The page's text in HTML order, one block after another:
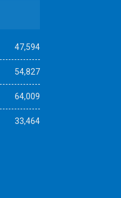
47,594
54,827
64,009
33,464